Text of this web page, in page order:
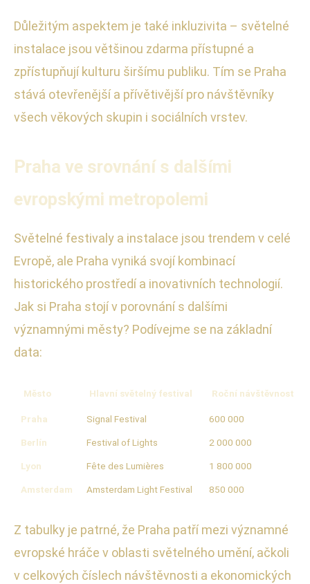
Důležitým aspektem je také inkluzivita – světelné
instalace jsou většinou zdarma přístupné a
zpřístupňují kulturu širšímu publiku. Tím se Praha
stává otevřenější a přívětivější pro návštěvníky
všech věkových skupin i sociálních vrstev.
Praha ve srovnání s dalšími
evropskými metropolemi
Světelné festivaly a instalace jsou trendem v celé
Evropě, ale Praha vyniká svojí kombinací
historického prostředí a inovativních technologií.
Jak si Praha stojí v porovnání s dalšími
významnými městy? Podívejme se na základní
data:
Město Hlavní světelný festival Roční návštěvnost
Praha Signal Festival 600 000
Berlín Festival of Lights 2 000 000
Lyon Fête des Lumières 1 800 000
Amsterdam Amsterdam Light Festival 850 000
Z tabulky je patrné, že Praha patří mezi významné
evropské hráče v oblasti světelného umění, ačkoli
v celkových číslech návštěvnosti a ekonomických